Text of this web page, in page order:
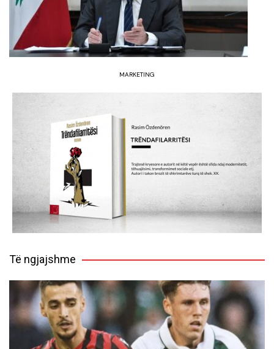
MARKETING
Të ngjajshme